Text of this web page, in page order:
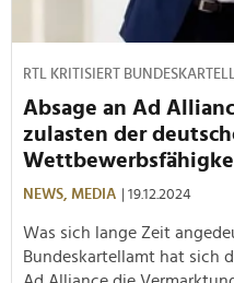
RTL KRITISIERT
Absage an Ad
zulasten der
NEWS, MEDIA | 19.12.2024
Was sich lange Zeit
Bundeskartellamt hat sich